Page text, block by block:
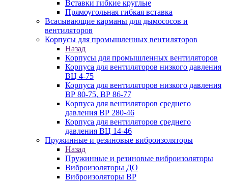
Вставки гибкие круглые
Прямоугольная гибкая вставка
Всасывающие карманы для дымососов и
вентиляторов
Корпусы для промышленных вентиляторов
Назад
Корпусы для промышленных вентиляторов
Корпуса для вентиляторов низкого давления
ВЦ 4-75
Корпуса для вентиляторов низкого давления
ВР 80-75, ВР 86-77
Корпуса для вентиляторов среднего
давления ВР 280-46
Корпуса для вентиляторов среднего
давления ВЦ 14-46
Пружинные и резиновые виброизоляторы
Назад
Пружинные и резиновые виброизоляторы
Виброизоляторы ДО
Виброизоляторы ВР